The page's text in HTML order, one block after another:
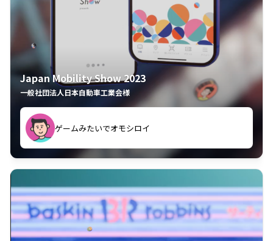
Japan Mobility Show 2023
一般社団法人日本自動車工業会様
ゲームみたいでオモシロイ
久々のモーターショーがアプリでもっと楽しめました